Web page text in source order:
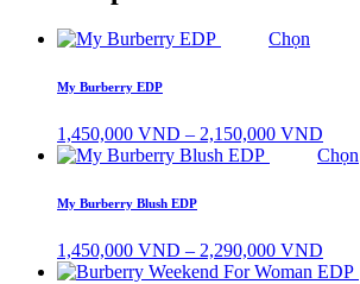
Chọn
My Burberry EDP
1,450,000 VND – 2,150,000 VND
giá:
Chọn
My Burberry Blush EDP
1,450,000 VND – 2,290,000 VND
giá: